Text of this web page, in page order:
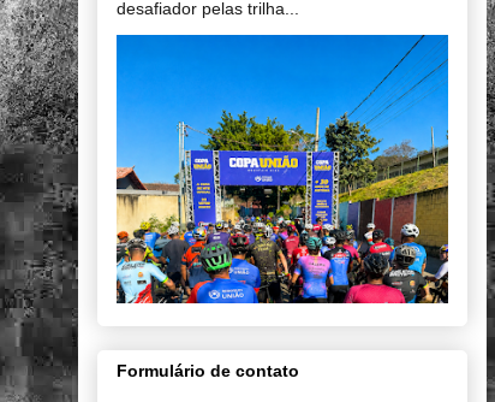
desafiador pelas trilha...
Formulário de contato